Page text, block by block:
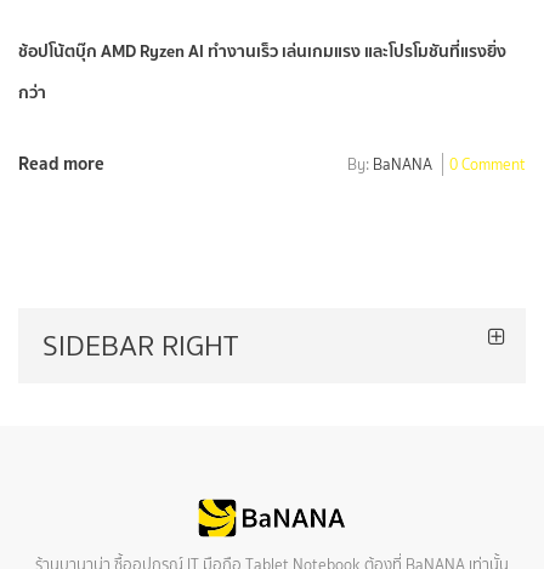
ช้อปโน้ตบุ๊ก AMD Ryzen AI ทำงานเร็ว เล่นเกมแรง และโปรโมชันที่แรงยิ่ง
กว่า
Read more By: BaNANA 0 Comment
SIDEBAR RIGHT